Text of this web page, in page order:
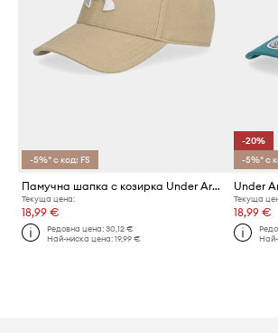
-5%* с код: FS
Памучна шапка с козирка Under Armour
Текуща цена:
18,99 €
Редовна цена:30,12 €
Най-ниска цена:19,99 €
-20%
-5%* с
Текуща
18,99 €